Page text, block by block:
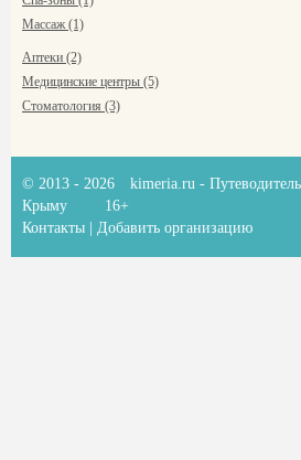
Массаж (1)
Аптеки (2)
Медицинские центры (5)
Стоматология (3)
© 2013 - 2026 kimeria.ru -
Крыму
16+
Контакты
Добавить организацию